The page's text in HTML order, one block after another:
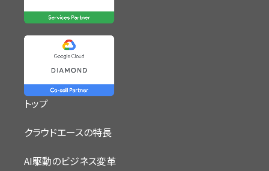
トップ
クラウドエースの特長
AI駆動のビジネス変革